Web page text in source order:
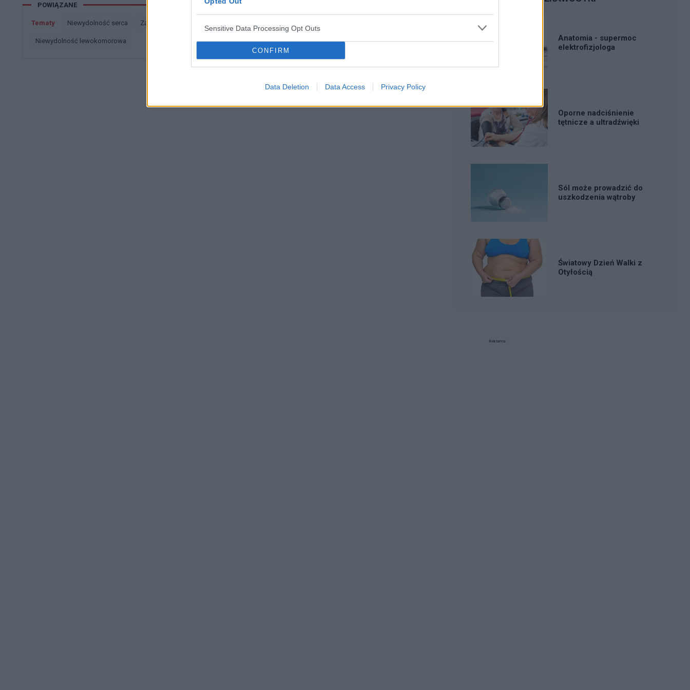
Sensitive Data Processing Opt Outs
CONFIRM
Data Deletion Data Access Privacy Policy
gastroskopii: Przełyk, wpust b/z Śluzówka żołądka wyraźnie przekrwiona w ok. odźwiernika z
bardzo drobnymi nadżerkami. Odźwiernik drożny. Opuszka XII-cy przekrwiona z pojedynczymi
nadżerkami. Wynik na Helicobakter ujemny z kału . Czy to możliwe że serce tak reaguje?? Tętno??
POWIĄZANE
Tematy niewydolność serca zawał serca
niewydolność lewokomorowa
Anatomia - supermoc
elektrofizjologa
Oporne nadciśnienie
tętnicze a ultradźwięki
Sól może prowadzić do
uszkodzenia wątroby
Światowy Dzień Walki z
Otyłością
Reklama: